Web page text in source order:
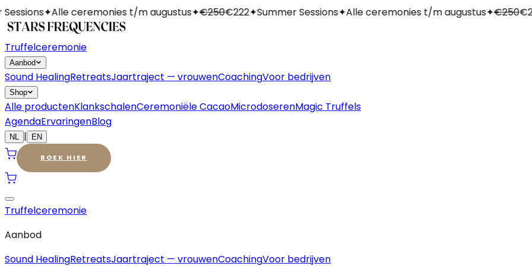
✦Alle ceremonies t/m augustus✦€250€222✦Summer Sessions✦Alle ceremonies t/m augustus✦€250
Truffelceremonie
Aanbod
Sound HealingRetreatsJaartraject — vrouwenCoachingVoor bedrijven
Shop
Alle productenKlankschalenCeremoniële CacaoMicrodoserenMagic Truffels
AgendaErvaringenBlog
NL | EN
BOEK HIER
Truffelceremonie
Aanbod
Sound HealingRetreatsJaartraject — vrouwenCoachingVoor bedrijven